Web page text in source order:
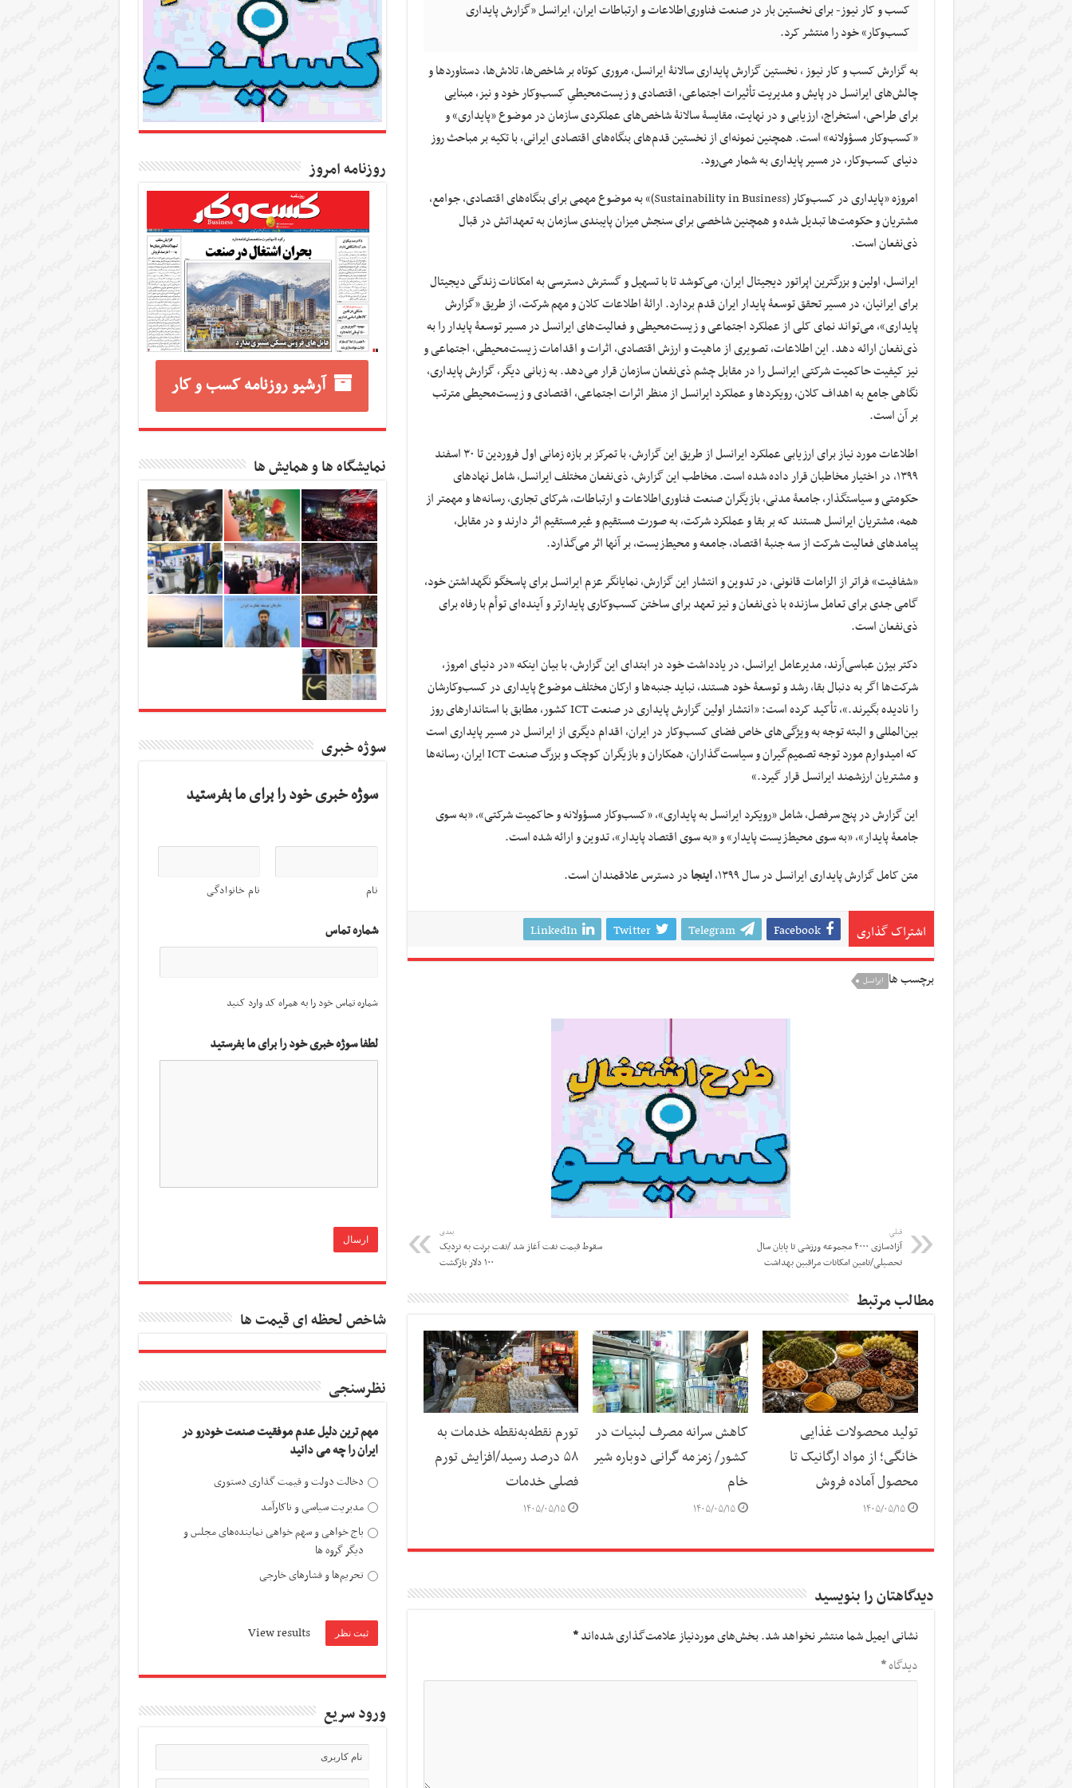
کسب و کار نیوز- برای نخستین بار در صنعت فناوری‌اطلاعات و ارتباطات ایران، ایرانسل «گزارش پایداری
کسب‌وکار» خود را منتشر کرد.
به گزارش کسب و کار نیوز ، نخستین گزارش پایداری سالانۀ ایرانسل، مروری کوتاه بر شاخص‌ها، تلاش‌ها، دستاوردها و
چالش‌های ایرانسل در پایش و مدیریت تأثیرات اجتماعی، اقتصادی و زیست‌محیطیِ کسب‌وکار خود و نیز، مبنایی
برای طراحی، استخراج، ارزیابی و در نهایت، مقایسۀ سالانۀ شاخص‌های عملکردی سازمان در موضوع «پایداری» و
«کسب‌وکار مسؤولانه» است. همچنین نمونه‌ای از نخستین قدم‌های بنگاه‌های اقتصادی ایرانی، با تکیه بر مباحث روز
دنیای کسب‌وکار، در مسیر پایداری به شمار می‌رود.
امروزه «پایداری در کسب‌وکار (Sustainability in Business)» به موضوع مهمی برای بنگاه‌های اقتصادی، جوامع،
مشتریان و حکومت‌ها تبدیل شده و همچنین شاخصی برای سنجش میزان پایبندی سازمان به تعهداتش در قبال
ذی‌نفعان است.
ایرانسل، اولین و بزرگترین اپراتور دیجیتال ایران، می‌کوشد تا با تسهیل و گسترش دسترسی به امکانات زندگی دیجیتال
برای ایرانیان، در مسیر تحقق توسعۀ پایدار ایران قدم بردارد. ارائۀ اطلاعات کلان و مهم شرکت، از طریق «گزارش
پایداری»، می‌تواند نمای کلی از عملکرد اجتماعی و زیست‌محیطی و فعالیت‌های ایرانسل در مسیر توسعۀ پایدار را به
ذی‌نفعان ارائه دهد. این اطلاعات، تصویری از ماهیت و ارزش اقتصادی، اثرات و اقدامات زیست‌محیطی، اجتماعی و
نیز کیفیت حاکمیت شرکتی ایرانسل را در مقابل چشم ذی‌نفعان سازمان قرار می‌دهد. به زبانی دیگر، گزارش پایداری،
نگاهی جامع به اهداف کلان، رویکردها و عملکرد ایرانسل از منظر اثرات اجتماعی، اقتصادی و زیست‌محیطی مترتب
بر آن است.
اطلاعات مورد نیاز برای ارزیابی عملکرد ایرانسل از طریق این گزارش، با تمرکز بر بازه زمانی اول فروردین تا ۳۰ اسفند
۱۳۹۹، در اختیار مخاطبان قرار داده شده است. مخاطب این گزارش، ذی‌نفعان مختلف ایرانسل، شامل نهادهای
حکومتی و سیاستگذار، جامعۀ مدنی، بازیگران صنعت فناوری‌اطلاعات و ارتباطات، شرکای تجاری، رسانه‌ها و مهمتر از
همه، مشتریان ایرانسل هستند که بر بقا و عملکرد شرکت، به صورت مستقیم و غیرمستقیم اثر دارند و در مقابل،
پیامدهای فعالیت شرکت از سه جنبۀ اقتصاد، جامعه و محیط‌زیست، بر آنها اثر می‌گذارد.
«شفافیت» فراتر از الزامات قانونی، در تدوین و انتشار این گزارش، نمایانگر عزم ایرانسل برای پاسخگو نگهداشتن خود،
گامی جدی برای تعامل سازنده با ذی‌نفعان و نیز تعهد برای ساختن کسب‌وکاری پایدارتر و آینده‌ای توأم با رفاه برای
ذی‌نفعان است.
دکتر بیژن عباسی‌آرند، مدیرعامل ایرانسل، در یادداشت خود در ابتدای این گزارش، با بیان اینکه «در دنیای امروز،
شرکت‌ها اگر به دنبال بقا، رشد و توسعۀ خود هستند، نباید جنبه‌ها و ارکان مختلف موضوع پایداری در کسب‌وکارشان
را نادیده بگیرند.»، تأکید کرده است: «انتشار اولین گزارش پایداری در صنعت ICT کشور، مطابق با استاندارهای روز
بین‌المللی و البته توجه به ویژگی‌های خاص فضای کسب‌وکار در ایران، اقدام دیگری از ایرانسل در مسیر پایداری است
که امیدوارم مورد توجه تصمیم‌گیران و سیاست‌گذاران، همکاران و بازیگران کوچک و بزرگ صنعت ICT ایران، رسانه‌ها
و مشتریان ارزشمند ایرانسل قرار گیرد.»
این گزارش در پنج سرفصل، شامل «رویکرد ایرانسل به پایداری»، «کسب‌وکار مسؤولانه و حاکمیت شرکتی»، «به سوی
جامعۀ پایدار»، «به سوی محیط‌زیست پایدار» و «به سوی اقتصاد پایدار»، تدوین و ارائه شده است.
متن کامل گزارش پایداری ایرانسل در سال ۱۳۹۹،
اینجادر دسترس علاقمندان است.
اشتراک گذاری Facebook
Telegram
Twitter
LinkedIn
برچسب ها ایرانسل
قبلی
آزادسازی ۴۰۰۰ مجموعه ورزشی تا پایان سال
تحصیلی/تامین امکانات مراقبین بهداشت
بعدی
سقوط قیمت نفت آغاز شد /نفت برنت به نزدیک
۱۰۰ دلار بازگشت
مطالب مرتبط
تولید محصولات غذایی
خانگی؛ از مواد ارگانیک تا
محصول آماده فروش
۱۴۰۵/۰۵/۱۵
کاهش سرانه مصرف لبنیات در
کشور/ زمزمه گرانی دوباره شیر
خام
۱۴۰۵/۰۵/۱۵
تورم نقطه‌به‌نقطه خدمات به
۵۸ درصد رسید/افزایش تورم
فصلی خدمات
۱۴۰۵/۰۵/۱۵
دیدگاهتان را بنویسید
نشانی ایمیل شما منتشر نخواهد شد.بخش‌های موردنیاز علامت‌گذاری شده‌اند*
دیدگاه*
روزنامه امروز
آرشیو روزنامه کسب و کار
نمایشگاه ها و همایش ها
سوژه خبری
سوژه خبری خود را برای ما بفرستید
نام نام خانوادگی
شماره تماس
شماره تماس خود را به همراه کد وارد کنید
لطفا سوژه خبری خود را برای ما بفرستید
شاخص لحظه ای قیمت ها
نظرسنجی
مهم ترین دلیل عدم موفقیت صنعت خودرو در
ایران را چه می دانید
دخالت دولت و قیمت گذاری دستوری
مدیریت سیاسی و ناکارآمد
باج خواهی و سهم خواهی نماینده‌های مجلس و
دیگر گروه ها
تحریم‌ها و فشارهای خارجی
View results
ورود سریع